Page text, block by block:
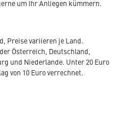
um Ihr Anliegen kümmern.
Preise variieren je Land.
Österreich, Deutschland,
und Niederlande. Unter 20 Euro
von 10 Euro verrechnet.